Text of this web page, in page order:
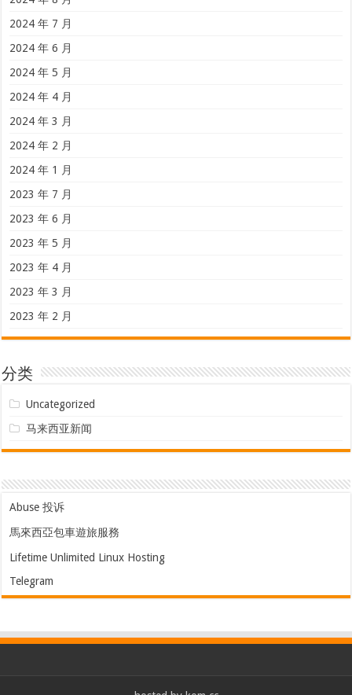
2024 年 7 月
2024 年 6 月
2024 年 5 月
2024 年 4 月
2024 年 3 月
2024 年 2 月
2024 年 1 月
2023 年 7 月
2023 年 6 月
2023 年 5 月
2023 年 4 月
2023 年 3 月
2023 年 2 月
分类
Uncategorized
马来西亚新闻
Abuse 投诉
馬來西亞包車遊旅服務
Lifetime Unlimited Linux Hosting
Telegram